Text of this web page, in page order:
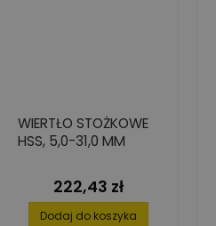
WIERTŁO STOŻKOWE
HSS, 5,0-31,0 MM
Cena
222,43 zł
Dodaj do koszyka